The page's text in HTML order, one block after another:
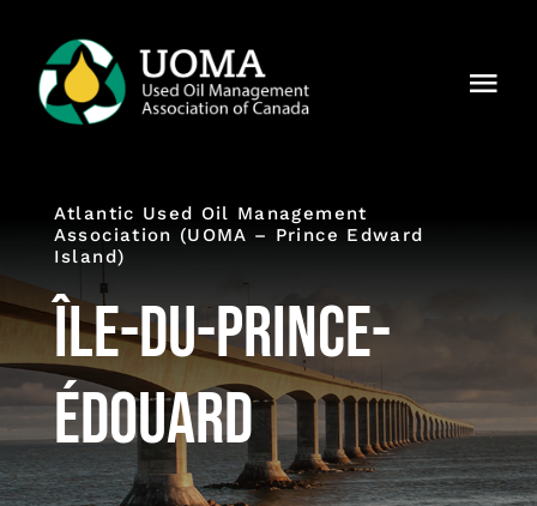
content
Régions
Membres
Pourquoi
UOMA ?
Actualités
Contact
Atlantic Used Oil Management
Association (UOMA – Prince Edward
Island)
Île-du-Prince-
Édouard